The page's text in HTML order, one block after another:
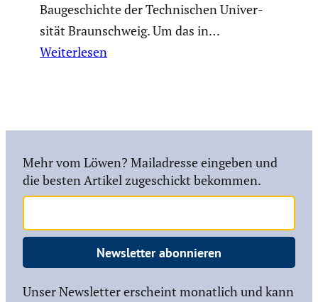
Bauge­schichte der Techni­schen Univer­
sität Braun­schweig. Um das in…
Weiterlesen
Mehr vom Löwen? Mailadresse eingeben und
die besten Artikel zugeschickt bekommen.
Newsletter abonnieren
Unser Newsletter erscheint monatlich und kann